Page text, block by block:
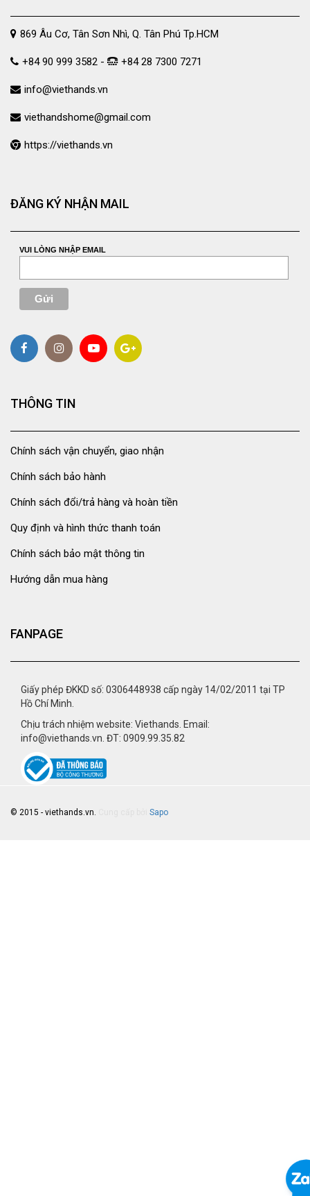
869 Âu Cơ, Tân Sơn Nhì, Q. Tân Phú Tp.HCM
+84 90 999 3582 - +84 28 7300 7271
info@viethands.vn
viethandshome@gmail.com
https://viethands.vn
ĐĂNG KÝ NHẬN MAIL
VUI LÒNG NHẬP EMAIL
THÔNG TIN
Chính sách vận chuyển, giao nhận
Chính sách bảo hành
Chính sách đổi/trả hàng và hoàn tiền
Quy định và hình thức thanh toán
Chính sách bảo mật thông tin
Hướng dẫn mua hàng
FANPAGE
Giấy phép ĐKKD số: 0306448938 cấp ngày 14/02/2011 tại TP
Hồ Chí Minh.
Chịu trách nhiệm website: Viethands. Email:
info@viethands.vn. ĐT: 0909.99.35.82
© 2015 - viethands.vn. Sapo